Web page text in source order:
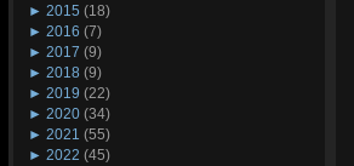
► 2015 (18)
► 2016 (7)
► 2017 (9)
► 2018 (9)
► 2019 (22)
► 2020 (34)
► 2021 (55)
► 2022 (45)